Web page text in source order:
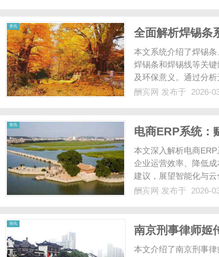
资讯
全面解析焊锡条
术与应用
本文系统介绍了焊锡
焊锡条和焊锡线等关
及环保意义。通过分
异种金属焊接中的突
酬宾网 发布于 2026-
资讯
电商ERP系统：
型
本文深入解析电商
企业运营效率、降低
建议，展望智能化与
酬宾网 发布于 2026-
资讯
南京刑事律师姬
义捍卫者
本文介绍了南京刑事